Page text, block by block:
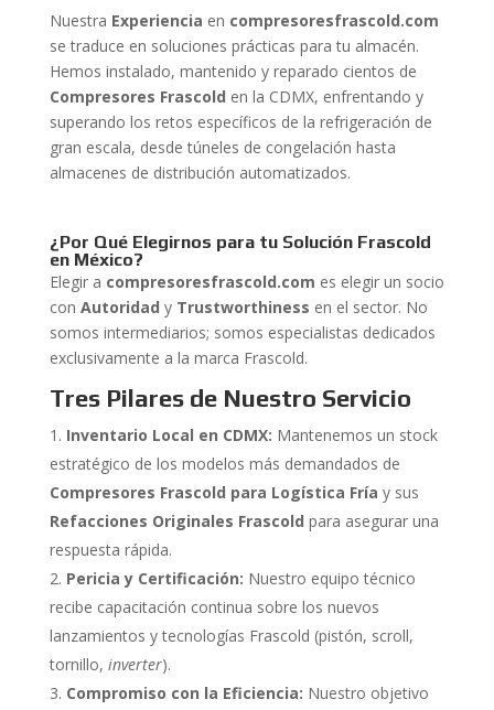
Nuestra Experiencia en compresoresfrascold.com
se traduce en soluciones prácticas para tu almacén.
Hemos instalado, mantenido y reparado cientos de
Compresores Frascold en la CDMX, enfrentando y
superando los retos específicos de la refrigeración de
gran escala, desde túneles de congelación hasta
almacenes de distribución automatizados.
¿Por Qué Elegirnos para tu Solución Frascold
en México?
Elegir a compresoresfrascold.com es elegir un socio
con Autoridad y Trustworthiness en el sector. No
somos intermediarios; somos especialistas dedicados
exclusivamente a la marca Frascold.
Tres Pilares de Nuestro Servicio
Inventario Local en CDMX: Mantenemos un stock
estratégico de los modelos más demandados de
Compresores Frascold para Logística Fría y sus
Refacciones Originales Frascold para asegurar una
respuesta rápida.
Pericia y Certificación: Nuestro equipo técnico
recibe capacitación continua sobre los nuevos
lanzamientos y tecnologías Frascold (pistón, scroll,
tornillo, inverter).
Compromiso con la Eficiencia: Nuestro objetivo